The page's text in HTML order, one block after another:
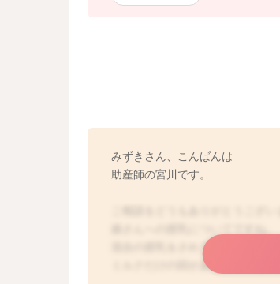
みずきさん、こんばんは
助産師の宮川です。
混合の授乳をされているのですね
ミルクだけの回があるのですね